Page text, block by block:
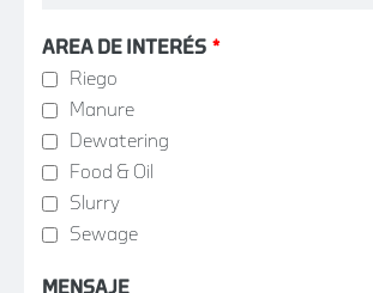
AREA DE INTERÉS *
Riego
Manure
Dewatering
Food & Oil
Slurry
Sewage
MENSAJE